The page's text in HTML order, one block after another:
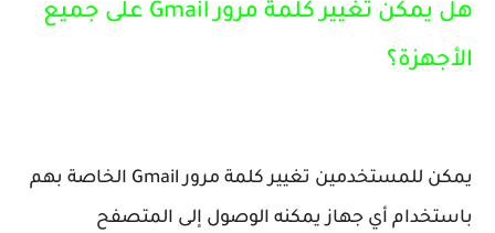
هل يمكن تغيير كلمة مرور Gmail على جميع
الأجهزة؟
يمكن للمستخدمين تغيير كلمة مرور Gmail الخاصة بهم
باستخدام أي جهاز يمكنه الوصول إلى المتصفح